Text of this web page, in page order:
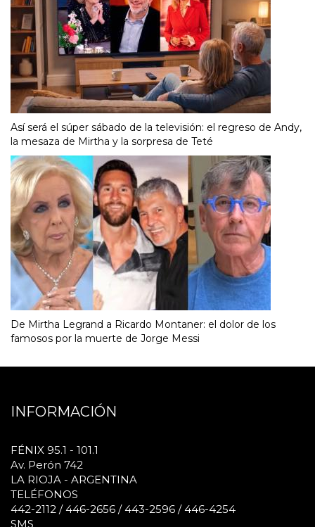
Así será el súper sábado de la televisión: el regreso de Andy,
la mesaza de Mirtha y la sorpresa de Teté
De Mirtha Legrand a Ricardo Montaner: el dolor de los
famosos por la muerte de Jorge Messi
INFORMACIÓN
FÉNIX 95.1 - 101.1
Av. Perón 742
LA RIOJA - ARGENTINA
TELÉFONOS
442-2112 / 446-2656 / 443-2596 / 446-4254
SMS